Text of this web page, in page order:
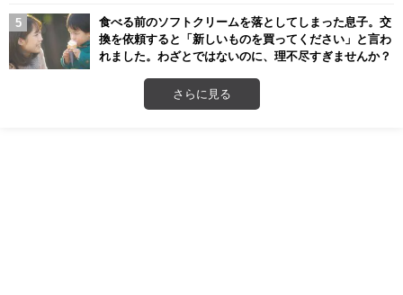
食べる前のソフトクリームを落としてしまった息子。交
換を依頼すると「新しいものを買ってください」と言わ
れました。わざとではないのに、理不尽すぎませんか？
さらに見る